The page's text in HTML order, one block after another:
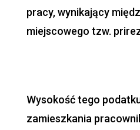
pracy, wynikający
miejscowego tzw.
Wysokość tego
zamieszkania